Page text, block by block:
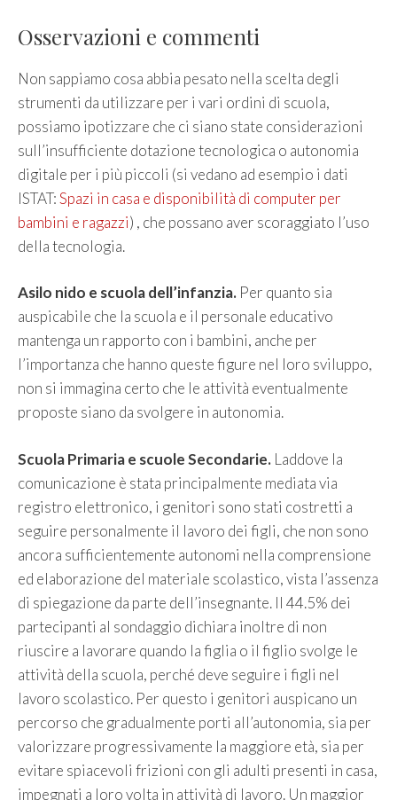
Osservazioni e commenti
Non sappiamo cosa abbia pesato nella scelta degli
strumenti da utilizzare per i vari ordini di scuola,
possiamo ipotizzare che ci siano state considerazioni
sull’insufficiente dotazione tecnologica o autonomia
digitale per i più piccoli (si vedano ad esempio i dati
ISTAT:Spazi in casa e disponibilità di computer per
bambini e ragazzi) , che possano aver scoraggiato l’uso
della tecnologia.
Asilo nido e scuola dell’infanzia. Per quanto sia
auspicabile che la scuola e il personale educativo
mantenga un rapporto con i bambini, anche per
l’importanza che hanno queste figure nel loro sviluppo,
non si immagina certo che le attività eventualmente
proposte siano da svolgere in autonomia.
Scuola Primaria e scuole Secondarie. Laddove la
comunicazione è stata principalmente mediata via
registro elettronico, i genitori sono stati costretti a
seguire personalmente il lavoro dei figli, che non sono
ancora sufficientemente autonomi nella comprensione
ed elaborazione del materiale scolastico, vista l’assenza
di spiegazione da parte dell’insegnante. Il 44.5% dei
partecipanti al sondaggio dichiara inoltre di non
riuscire a lavorare quando la figlia o il figlio svolge le
attività della scuola, perché deve seguire i figli nel
lavoro scolastico. Per questo i genitori auspicano un
percorso che gradualmente porti all’autonomia, sia per
valorizzare progressivamente la maggiore età, sia per
evitare spiacevoli frizioni con gli adulti presenti in casa,
impegnati a loro volta in attività di lavoro. Un maggior